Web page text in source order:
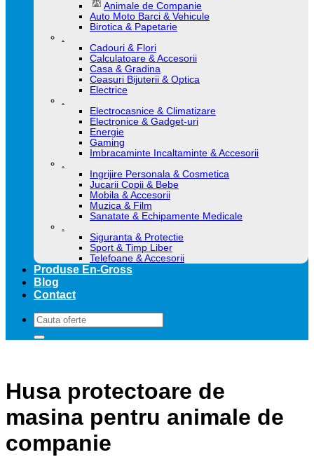
Animale de Companie
Auto Moto Barci & Vehicule
Birotica & Papetarie
.
Cadouri & Flori
Calculatoare & Accesorii
Casa & Gradina
Ceasuri Bijuterii & Optica
Electrice
.
Electrocasnice & Climatizare
Electronice & Gadget-uri
Energie
Gaming
Imbracaminte Incaltaminte & Accesorii
.
Ingrijire Personala & Cosmetica
Jucarii Copii & Bebe
Mobila & Accesorii
Muzica & Film
Sanatate & Echipamente Medicale
.
Siguranta & Protectie
Sport & Timp Liber
Telefoane & Accesorii
Produse En-Gross
Blog
Contact
Caută
după:
Husa protectoare de
masina pentru animale de
companie